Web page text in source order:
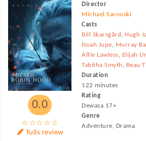
0.0
Tulis review
Director
Michael Sarnoski
Casts
Bill Skarsgård , Hugh
Noah Jupe, Murray
Alfie Lawless, Elijah
Tabitha Smyth , Beau
Duration
122 minutes
Rating
Dewasa 17+
Genre
Adventure, Drama